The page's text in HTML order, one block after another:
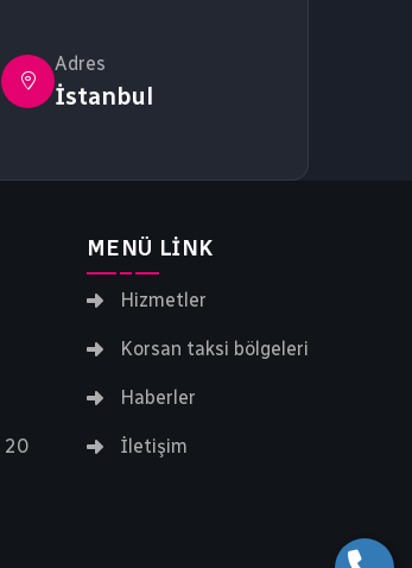
Adres
İstanbul
20
MENÜ LINK
Hizmetler
Korsan taksi bölgeleri
Haberler
İletişim